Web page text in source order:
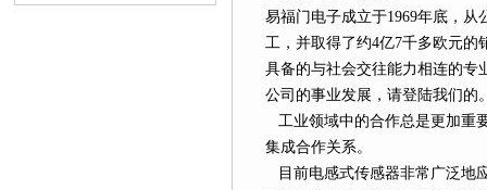
易福门电子成立于1969年底，从
工，并取得了约4亿7千多欧元
具备的与社会交往能力相连的专
公司的事业发展，请登陆我们的
工业领域中的合作总是更加重
集成合作关系。
目前电感式传感器非常广泛地